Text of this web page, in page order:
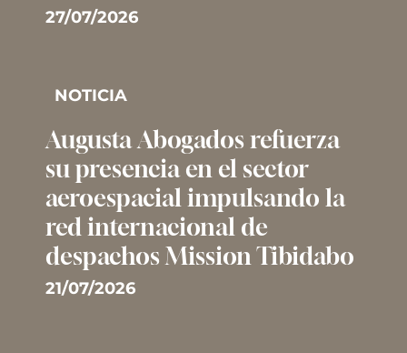
27/07/2026
NOTICIA
Augusta Abogados refuerza
su presencia en el sector
aeroespacial impulsando la
red internacional de
despachos Mission Tibidabo
21/07/2026